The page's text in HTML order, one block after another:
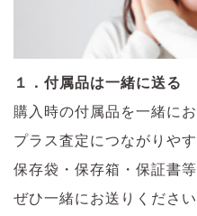
１．付属品は一緒に送る
購入時の付属品を一緒に
プラス査定につながりや
保存袋・保存箱・保証書
ぜひ一緒にお送りください